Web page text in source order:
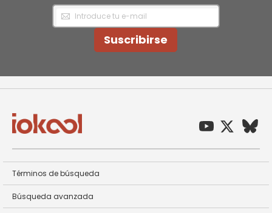
Inscríbase
nuestro
Suscribirse
Términos de búsqueda
Búsqueda avanzada